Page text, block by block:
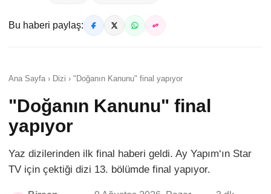
Bu haberi paylaş:
Ana Sayfa › Dizi › "Doğanın Kanunu" final yapıyor
"Doğanın Kanunu" final
yapıyor
Yaz dizilerinden ilk final haberi geldi. Ay Yapım‘ın Star
TV için çektiği dizi 13. bölümde final yapıyor.